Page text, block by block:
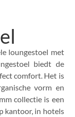
loungestoel met
biedt de
comfort. Het is
vorm en
collectie is een
kantoor, in hotels